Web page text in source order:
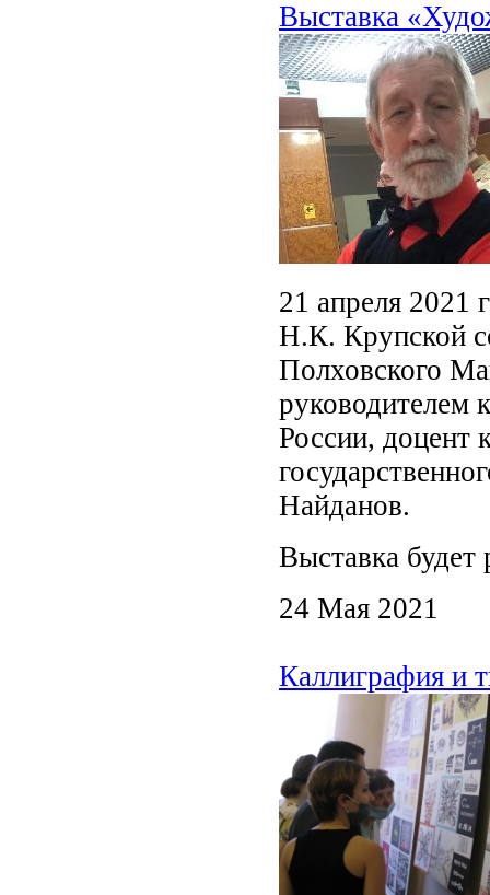
Выставка
21 апреля 2021
Н.К. Крупской
Полховского
руководителем
России, доцент
Найданов.
Выставка
24 Мая 2021
Каллиграфия и